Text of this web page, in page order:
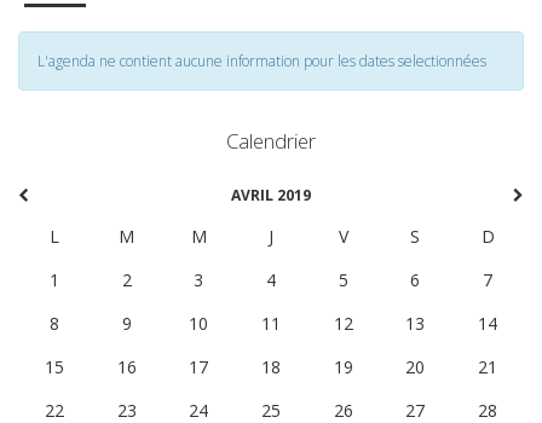
L'agenda ne contient aucune information pour les dates selectionnées
Calendrier
AVRIL 2019
L M M J V S
D
1
2 3 4 5 6
7
8
9 10 11 12 13
14
15
16 17 18 19 20
21
22
23 24 25 26 27
28